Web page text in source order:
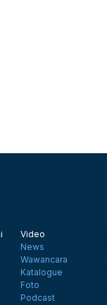
Video
News
Wawancara
Katalogue
Foto
Podcast